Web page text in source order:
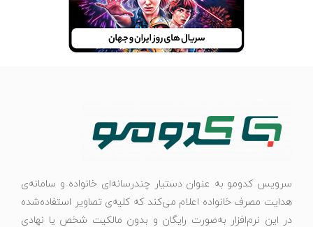
سرویس کدومو به عنوان دستیار چندرسانه‌ای خانواده و سامانه‌ی
هدایت مصرف خانواده اعلام می‌کند که کلیه‌ی تصاویر استفاده‌شده
در این نرم‌افزار به‌صورت رایگان و بدون مالکیت شخص یا نهادی